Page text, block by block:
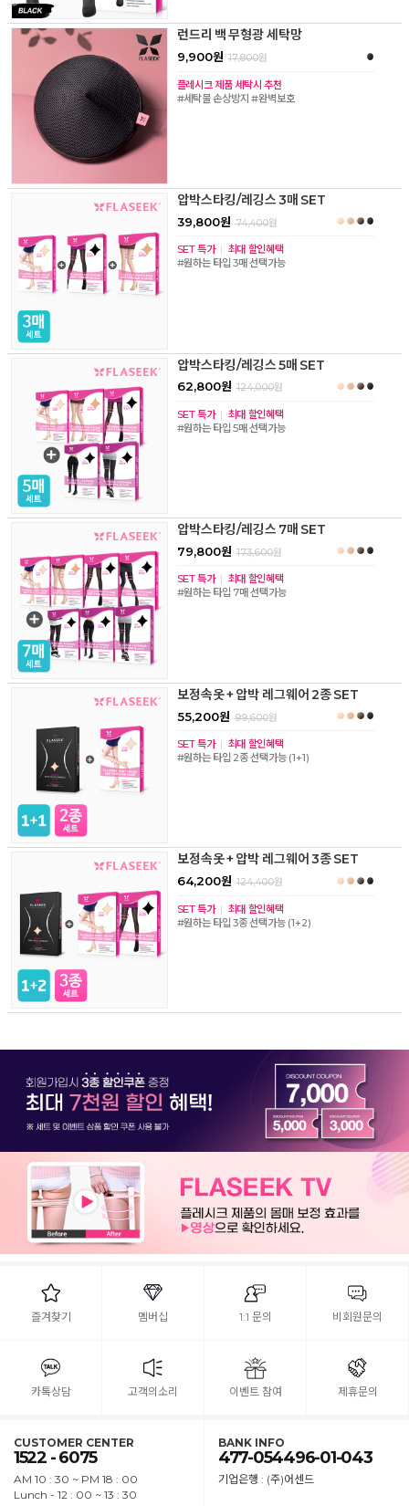
런드리 백 무형광 세탁망
9,900원 17,800원
플레시크 제품 세탁시 추천
#세탁물 손상방지 #완벽보호
압박스타킹/레깅스 3매 SET
39,800원 74,400원
SET 특가 | 최대 할인혜택
#원하는 타입 3매 선택가능
압박스타킹/레깅스 5매 SET
62,800원 124,000원
SET 특가 | 최대 할인혜택
#원하는 타입 5매 선택가능
압박스타킹/레깅스 7매 SET
79,800원 173,600원
SET 특가 | 최대 할인혜택
#원하는 타입 7매 선택가능
보정속옷 + 압박 레그웨어 2종 SET
55,200원 99,600원
SET 특가 | 최대 할인혜택
#원하는 타입 2종 선택가능 (1+1)
보정속옷 + 압박 레그웨어 3종 SET
64,200원 124,400원
SET 특가 | 최대 할인혜택
#원하는 타입 3종 선택가능 (1+2)
즐겨찾기 멤버십 1:1 문의 비회원문의
카톡상담 고객의소리 이벤트 참여 제휴문의
CUSTOMER CENTER
1522 - 6075
AM 10 : 30 ~ PM 18 : 00
Lunch - 12 : 00 ~ 13 : 30
BANK INFO
477-054496-01-043
기업은행 : (주)어센드